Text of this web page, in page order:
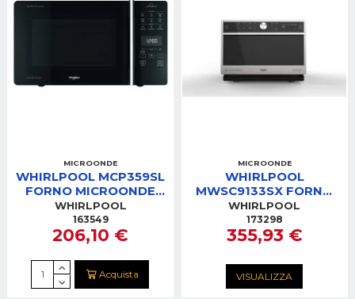
MICROONDE
WHIRLPOOL MCP359SL
FORNO MICROONDE
25LT MWO 800W
GRILL 900W SILVER
WHIRLPOOL
163549
206,10 €
Acquista
MICROONDE
WHIRLPOOL
MWSC9133SX FORNO
MICROONDE 33LT
INOX 1000W COTTURA
A VAPORE
WHIRLPOOL
173298
355,93 €
VISUALIZZA